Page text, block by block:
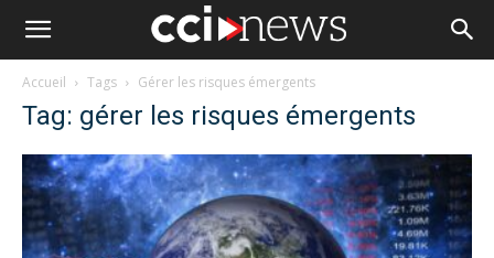
Accueil Tags Gérer les risques émergents
Tag: gérer les risques émergents